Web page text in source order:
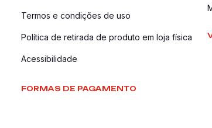
Termos e condições de uso
Política de retirada de produto em loja física
Acessibilidade
FORMAS DE PAGAMENTO